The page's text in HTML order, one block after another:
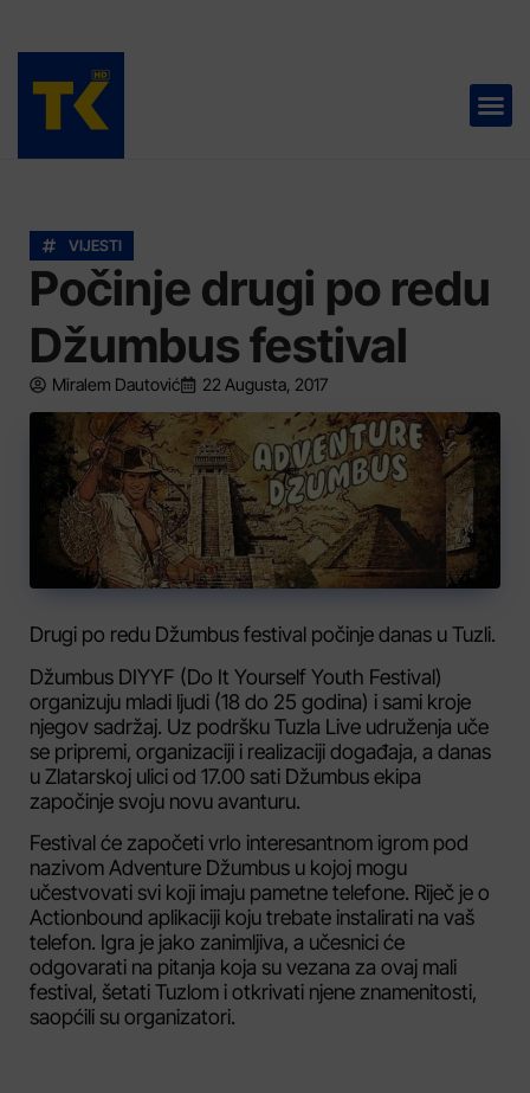
VIJESTI
Počinje drugi po redu
Džumbus festival
Miralem Dautović 22 Augusta, 2017
Drugi po redu Džumbus festival počinje danas u Tuzli.
Džumbus DIYYF (Do It Yourself Youth Festival)
organizuju mladi ljudi (18 do 25 godina) i sami kroje
njegov sadržaj. Uz podršku Tuzla Live udruženja uče
se pripremi, organizaciji i realizaciji događaja, a danas
u Zlatarskoj ulici od 17.00 sati Džumbus ekipa
započinje svoju novu avanturu.
Festival će započeti vrlo interesantnom igrom pod
nazivom Adventure Džumbus u kojoj mogu
učestvovati svi koji imaju pametne telefone. Riječ je o
Actionbound aplikaciji koju trebate instalirati na vaš
telefon. Igra je jako zanimljiva, a učesnici će
odgovarati na pitanja koja su vezana za ovaj mali
festival, šetati Tuzlom i otkrivati njene znamenitosti,
saopćili su organizatori.